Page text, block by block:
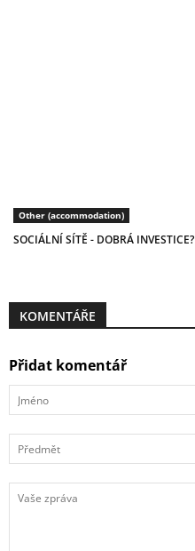
Other (accommodation)
SOCIÁLNÍ SÍTĚ - DOBRÁ INVESTICE?
KOMENTÁŘE
Přidat komentář
Jméno
Předmět
Vaše
zpráva